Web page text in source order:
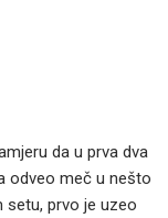
da u prva dva
odveo meč u nešto
setu, prvo je uzeo